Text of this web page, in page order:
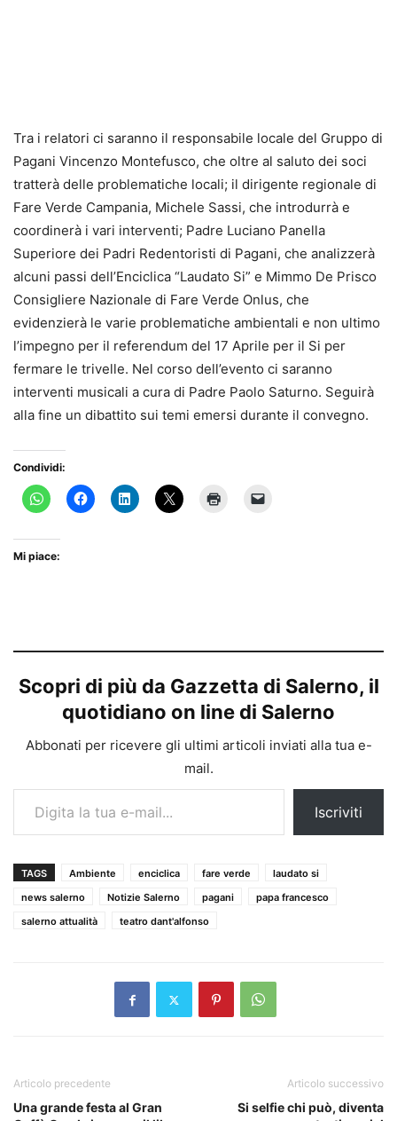
Tra i relatori ci saranno il responsabile locale del Gruppo di
Pagani Vincenzo Montefusco, che oltre al saluto dei soci
tratterà delle problematiche locali; il dirigente regionale di
Fare Verde Campania, Michele Sassi, che introdurrà e
coordinerà i vari interventi; Padre Luciano Panella
Superiore dei Padri Redentoristi di Pagani, che analizzerà
alcuni passi dell’Enciclica “Laudato Si” e Mimmo De Prisco
Consigliere Nazionale di Fare Verde Onlus, che
evidenzierà le varie problematiche ambientali e non ultimo
l’impegno per il referendum del 17 Aprile per il Si per
fermare le trivelle. Nel corso dell’evento ci saranno
interventi musicali a cura di Padre Paolo Saturno. Seguirà
alla fine un dibattito sui temi emersi durante il convegno.
Condividi:
Mi piace:
Scopri di più da Gazzetta di Salerno, il
quotidiano on line di Salerno
Abbonati per ricevere gli ultimi articoli inviati alla tua e-
mail.
Digita la tua e-mail...
Iscriviti
TAGS Ambiente enciclica fare verde
laudato si
news salerno
Notizie Salerno pagani
papa francesco
salerno attualità
teatro dant'alfonso
Articolo precedente
Una grande festa al Gran
Articolo successivo
Si selfie chi può, diventa